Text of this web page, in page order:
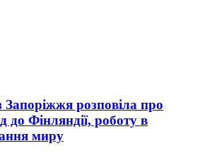
Запоріжжя розповіла про
до Фінляндії, роботу в
миру